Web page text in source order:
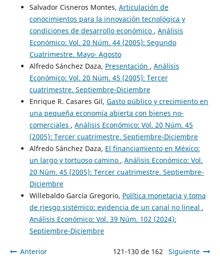
Salvador Cisneros Montes, Articulación de
conocimientos para la innovación tecnológica y
condiciones de desarrollo económico , Análisis
Económico: Vol. 20 Núm. 44 (2005): Segundo
Cuatrimestre. Mayo- Agosto
Alfredo Sánchez Daza, Presentación , Análisis
Económico: Vol. 20 Núm. 45 (2005): Tercer
cuatrimestre. Septiembre-Diciembre
Enrique R. Casares Gil, Gasto público y crecimiento en
una pequeña economía abierta con bienes no-
comerciales , Análisis Económico: Vol. 20 Núm. 45
(2005): Tercer cuatrimestre. Septiembre-Diciembre
Alfredo Sánchez Daza, El financiamiento en México:
un largo y tortuoso camino , Análisis Económico: Vol.
20 Núm. 45 (2005): Tercer cuatrimestre. Septiembre-
Diciembre
Willebaldo García Gregorio, Política monetaria y toma
de riesgo sistémico: evidencia de un canal no lineal ,
Análisis Económico: Vol. 39 Núm. 102 (2024):
Septiembre-Diciembre
Anterior 121-130 de 162 Siguiente